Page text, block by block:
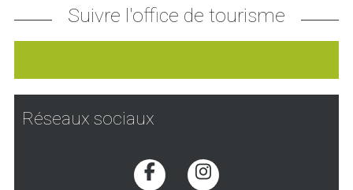
Suivre l'office de tourisme
Réseaux sociaux
Voir la page Facebook
Voir la page